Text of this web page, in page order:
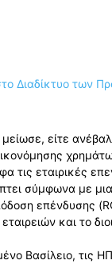
είτε
τις εταιρικές
σύμφωνα με
επένδυσης
και το
Βασίλειο, τις